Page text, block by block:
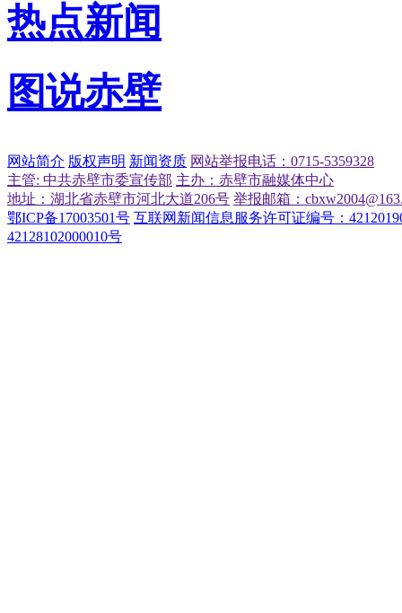
热点新闻
图说赤壁
网站简介 版权声明 新闻资质 网站举报电话：0715-5359328
主管: 中共赤壁市委宣传部 主办：赤壁市融媒体中心
地址：湖北省赤壁市河北大道206号 举报邮箱：
鄂ICP备17003501号 互联网新闻信息服务许可证编号：
42128102000010号